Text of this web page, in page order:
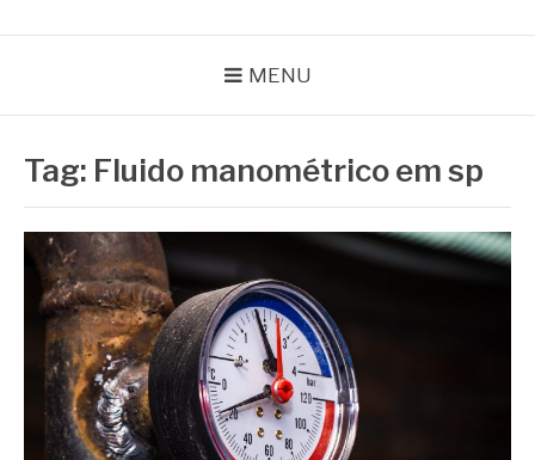
MENU
Tag: Fluido manométrico em sp